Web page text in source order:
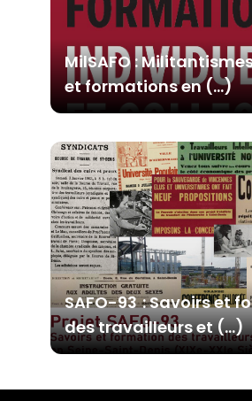
MilSAFO :
et formations en (…)
SAFO-93 : Savoirs et
des travailleurs et (…)